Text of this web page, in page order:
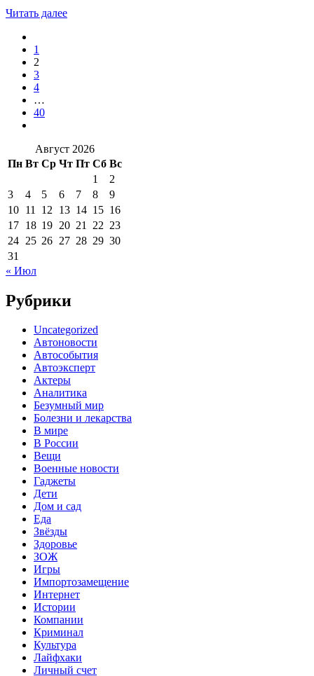
Читать далее
1
2
3
4
…
40
Август 2026
Пн Вт Ср Чт Пт Сб Вс
1
2
3
4 5 6 7 8
9
10 11 12 13 14 15 16
17 18 19 20 21 22 23
24 25 26 27 28 29 30
31
« Июл
Рубрики
Uncategorized
Автоновости
Автособытия
Автоэксперт
Актеры
Аналитика
Безумный мир
Болезни и лекарства
В мире
В России
Вещи
Военные новости
Гаджеты
Дети
Дом и сад
Еда
Звёзды
Здоровье
ЗОЖ
Игры
Импортозамещение
Интернет
Истории
Компании
Криминал
Культура
Лайфхаки
Личный счет